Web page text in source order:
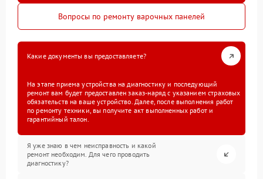
Вопросы по ремонту варочных панелей
Какие документы вы предоставляете?
На этапе приема устройства на диагностику и последующий
ремонт вам будет предоставлен заказ-наряд с указанием страховых
обязательств на ваше устройство. Далее, после выполнения работ
по ремонту техники, вы получите акт выполненных работ и
гарантийный талон.
Я уже знаю в чем неисправность и какой
ремонт необходим. Для чего проводить
диагностику?